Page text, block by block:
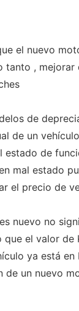
el nuevo
, mejorar
de
de un
de
mal estado
el precio de
nuevo no
el valor de
ya está
de un nuevo